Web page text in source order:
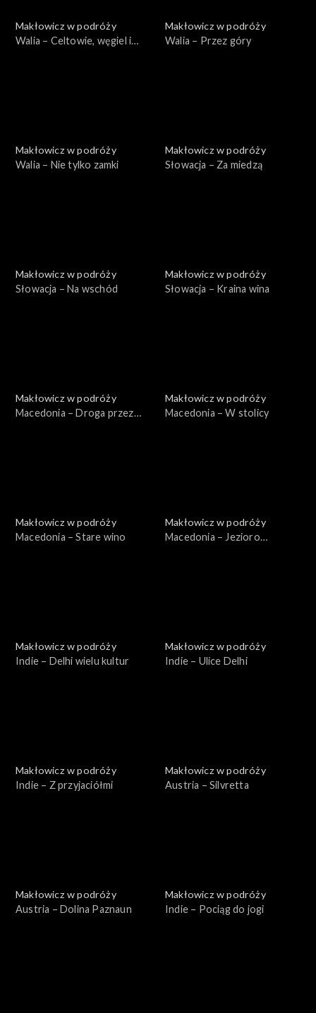
Makłowicz w podróży
Walia – Celtowie, węgiel i
Makłowicz w podróży
Walia – Przez góry
Makłowicz w podróży
Walia – Nie tylko zamki
Makłowicz w podróży
Słowacja – Za miedzą
Makłowicz w podróży
Słowacja – Na wschód
Makłowicz w podróży
Słowacja – Kraina wina
Makłowicz w podróży
Macedonia – Droga przez
Makłowicz w podróży
Macedonia – W stolicy
Makłowicz w podróży
Macedonia – Stare wino
Makłowicz w podróży
Macedonia – Jezioro
Makłowicz w podróży
Indie – Delhi wielu kultur
Makłowicz w podróży
Indie – Ulice Delhi
Makłowicz w podróży
Indie – Z przyjaciółmi
Makłowicz w podróży
Austria – Silvretta
Makłowicz w podróży
Austria – Dolina Paznaun
Makłowicz w podróży
Indie – Pociąg do jogi